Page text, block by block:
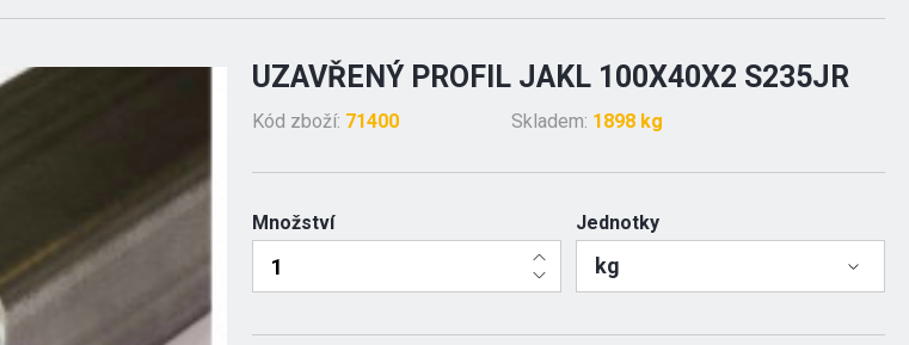
UZAVŘENÝ PROFIL JAKL 100X40X2 S235JR
Kód zboží: 71400 Skladem: 1898 kg
Množství Jednotky
kg